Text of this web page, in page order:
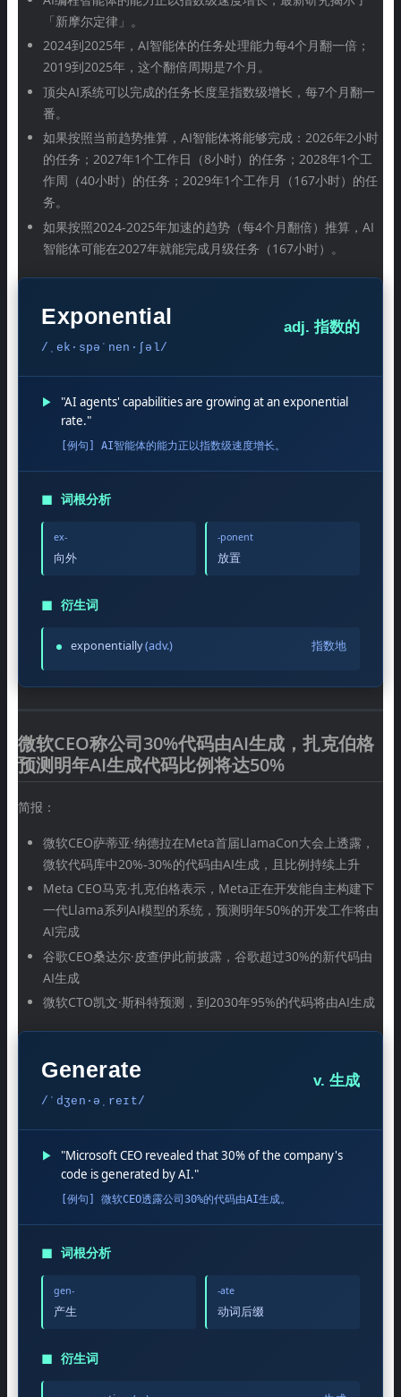
「新摩尔定律」。
2024到2025年，AI智能体的任务处理能力每4个月翻一倍；
2019到2025年，这个翻倍周期是7个月。
顶尖AI系统可以完成的任务长度呈指数级增长，每7个月翻一
番。
如果按照当前趋势推算，AI智能体将能够完成：2026年2小时
的任务；2027年1个工作日（8小时）的任务；2028年1个工
作周（40小时）的任务；2029年1个工作月（167小时）的任
务。
如果按照2024-2025年加速的趋势（每4个月翻倍）推算，AI
智能体可能在2027年就能完成月级任务（167小时）。
Exponential
/ˌek·spəˈnen·ʃəl/
adj. 指数的
▶
"AI agents' capabilities are growing at an exponential
rate."
[例句] AI智能体的能力正以指数级速度增长。
◼ 词根分析
ex-
向外
-ponent
放置
◼ 衍生词
exponentially(adv.) 指数地
微软CEO称公司30%代码由AI生成，扎克伯格
预测明年AI生成代码比例将达50%
简报：
微软CEO萨蒂亚·纳德拉在Meta首届LlamaCon大会上透露，
微软代码库中20%-30%的代码由AI生成，且比例持续上升
Meta CEO马克·扎克伯格表示，Meta正在开发能自主构建下
一代Llama系列AI模型的系统，预测明年50%的开发工作将由
AI完成
谷歌CEO桑达尔·皮查伊此前披露，谷歌超过30%的新代码由
AI生成
微软CTO凯文·斯科特预测，到2030年95%的代码将由AI生成
Generate
/ˈdʒen·əˌreɪt/
v. 生成
▶
"Microsoft CEO revealed that 30% of the company's
code is generated by AI."
[例句] 微软CEO透露公司30%的代码由AI生成。
◼ 词根分析
gen-
产生
-ate
动词后缀
◼ 衍生词